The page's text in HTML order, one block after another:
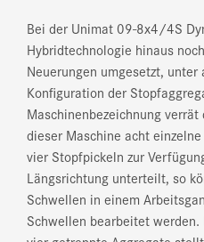
Bei der Unimat 09-8x4/4S
Hybridtechnologie hinaus
Neuerungen umgesetzt,
Konfiguration der
Maschinenbezeichnung
dieser Maschine acht
vier Stopfpickeln zur
Längsrichtung unterteilt, so
Schwellen in einem
Schwellen bearbeitet